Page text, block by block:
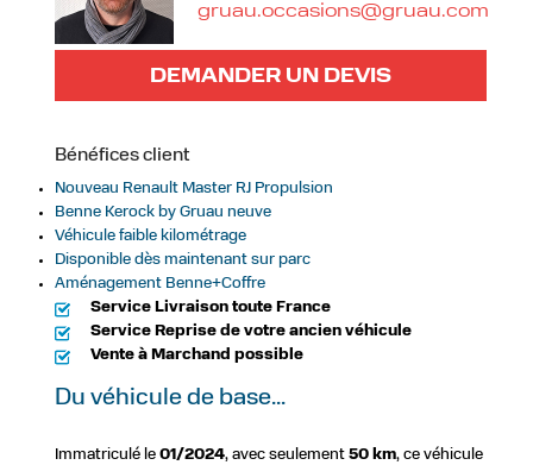
gruau.occasions@gruau.com
DEMANDER UN DEVIS
Bénéfices client
Nouveau Renault Master RJ Propulsion
Benne Kerock by Gruau neuve
Véhicule faible kilométrage
Disponible dès maintenant sur parc
Aménagement Benne+Coffre
Service Livraison toute France
Service Reprise de votre ancien véhicule
Vente à Marchand possible
Du véhicule de base...
Immatriculé le01/2024, avec seulement50 km, ce véhicule